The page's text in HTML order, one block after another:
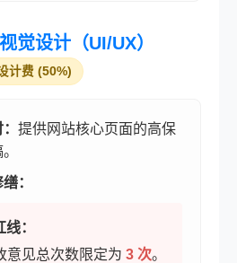
觉设计（UI/UX）
计费 (50%)
提供网站核心页面的高保
：
：
意见总次数限定为 3 次。